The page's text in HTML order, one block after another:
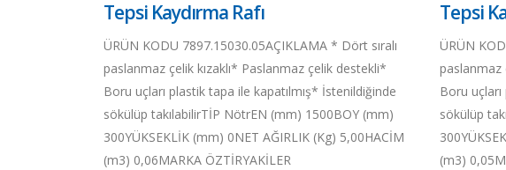
Tepsi Kaydırma Rafı
ÜRÜN KODU 7897.15030.05AÇIKLAMA * Dört sıralı
paslanmaz çelik kızaklı* Paslanmaz çelik destekli*
Boru uçları plastik tapa ile kapatılmış* İstenildiğinde
sökülüp takılabilirTİP NötrEN (mm) 1500BOY (mm)
300YÜKSEKLİK (mm) 0NET AĞIRLIK (Kg) 5,00HACİM
(m3) 0,06MARKA ÖZTİRYAKİLER
Tepsi
ÜRÜN
paslanmaz
Boru
sökülüp
(m3)